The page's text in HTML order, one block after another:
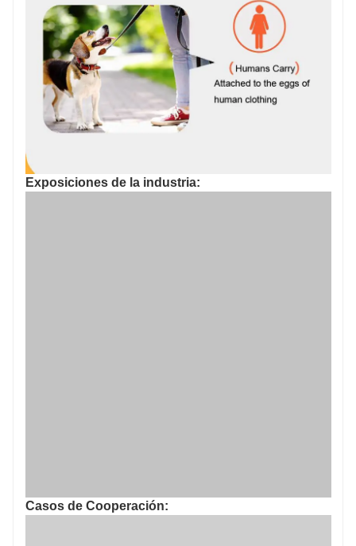
Exposiciones de la industria:
Casos de Cooperación: